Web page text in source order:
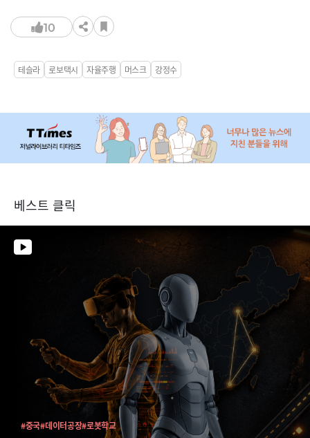
10
테슬라 로보택시 자율주행 머스크 강정수
베스트 클릭
#중국#데이터공장#로봇학교